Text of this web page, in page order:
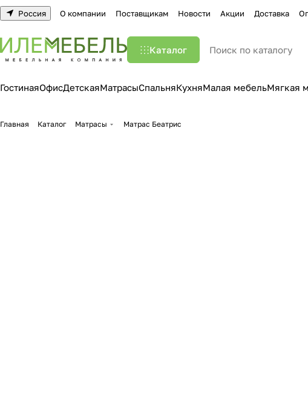
Россия О компании Поставщикам Новости Акции Доставка
Каталог
ГостинаяОфисДетскаяМатрасыСпальняКухняМалая мебельМягкая
Главная Каталог Матрасы Матрас Беатрис